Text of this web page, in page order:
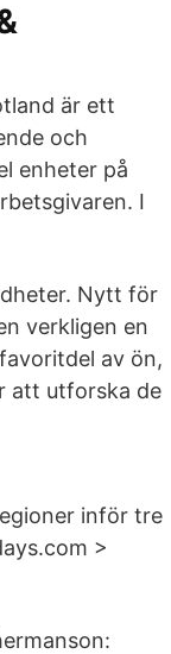
är ett
och
enheter på
I
Nytt för
verkligen en
av ön,
att utforska de
inför tre
>